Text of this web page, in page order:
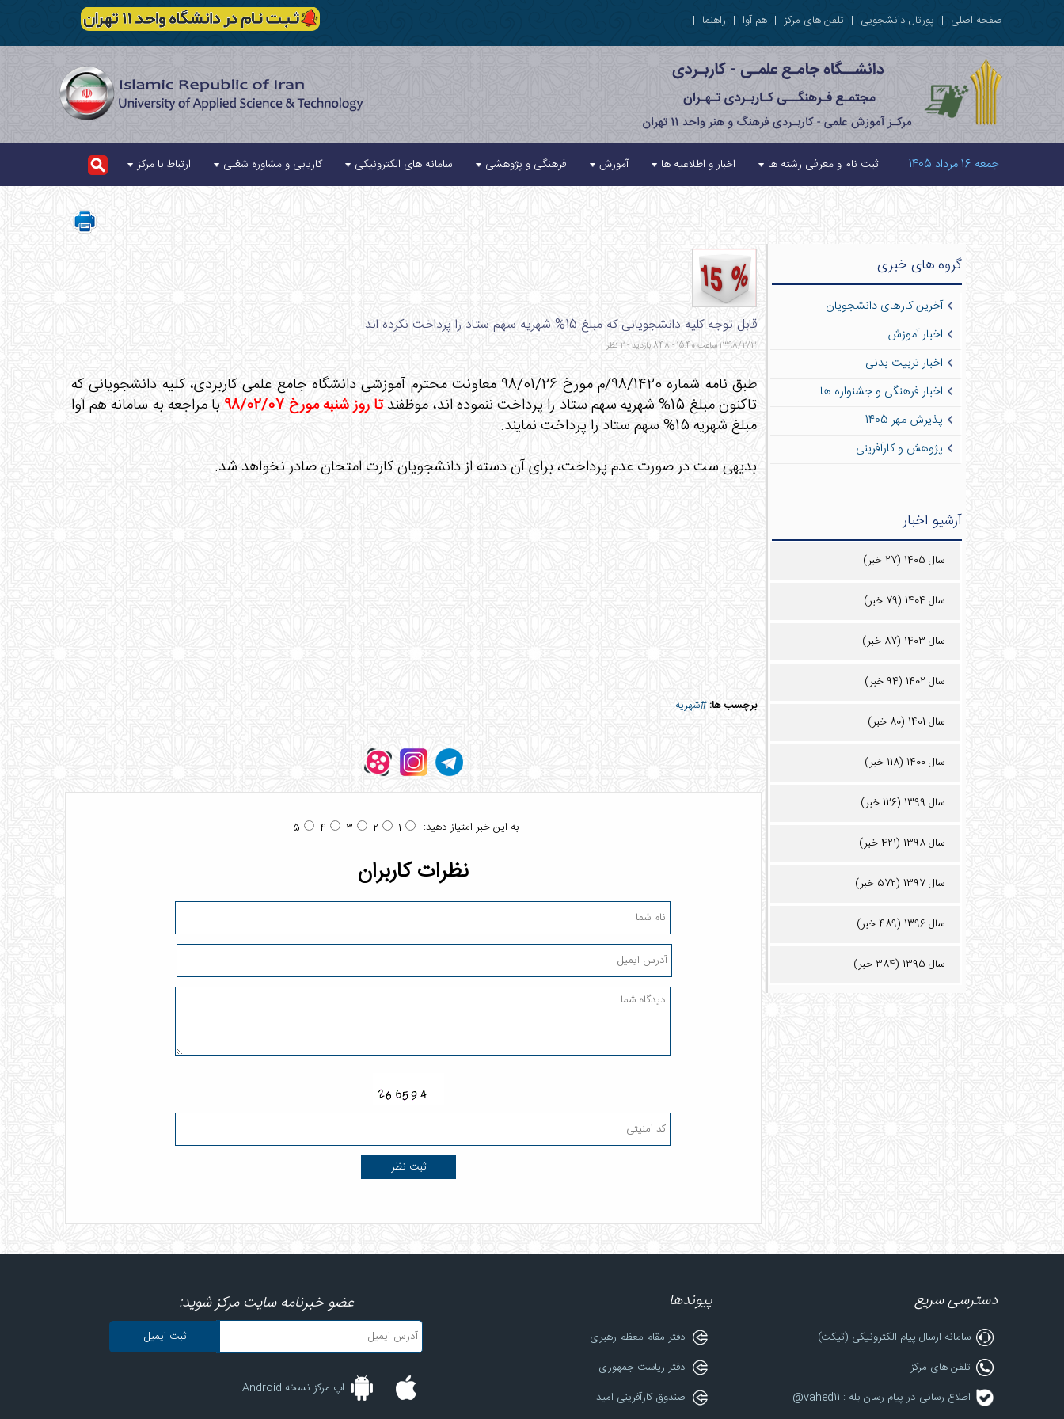
صفحه اصلی | پورتال دانشجویی | تلفن های مرکز | هم آوا | راهنما |
جمعه 16 مرداد 1405 ثبت نام و معرفی رشته ها اخبار و اطلاعیه ها آموزش فرهنگی و پژوهشی سامانه های الکترونیکی کاریابی و مشاوره شغلی ارتباط با مرکز
گروه های خبری
آخرین کارهای دانشجویان
اخبار آموزش
اخبار تربیت بدنی
اخبار فرهنگی و جشنواره ها
پذیرش مهر 1405
پژوهش و کارآفرینی
آرشیو اخبار
سال 1405 (27 خبر)
سال 1404 (79 خبر)
سال 1403 (87 خبر)
سال 1402 (94 خبر)
سال 1401 (80 خبر)
سال 1400 (118 خبر)
سال 1399 (126 خبر)
سال 1398 (421 خبر)
سال 1397 (572 خبر)
سال 1396 (489 خبر)
سال 1395 (384 خبر)
قابل توجه کلیه دانشجویانی که مبلغ 15% شهریه سهم ستاد را پرداخت نکرده اند
1398/2/3 ساعت 15:40 - 848 بازدید - 2 نظر
طبق نامه شماره 98/1420/م مورخ 98/01/26 معاونت محترم آموزشی دانشگاه جامع علمی کاربردی، کلیه دانشجویانی که
تاکنون مبلغ 15% شهریه سهم ستاد را پرداخت ننموده اند، موظفند
تا روز شنبه مورخ 98/02/07
با مراجعه به سامانه هم آوا
مبلغ شهریه 15% سهم ستاد را پرداخت نمایند.
بدیهی ست در صورت عدم پرداخت، برای آن دسته از دانشجویان کارت امتحان صادر نخواهد شد.
برچسب ها:#شهریه
به این خبر امتیاز دهید: 1
2
3
4
5
نظرات کاربران
دسترسی سریع
سامانه ارسال پیام الکترونیکی (تیکت)
تلفن های مرکز
اطلاع رسانی در پیام رسان بله : vahed11@
پیوندها
دفتر مقام معظم رهبری
دفتر ریاست جمهوری
صندوق کارآفرینی امید
عضو خبرنامه سایت مرکز شوید:
اپ مرکز نسخه Android